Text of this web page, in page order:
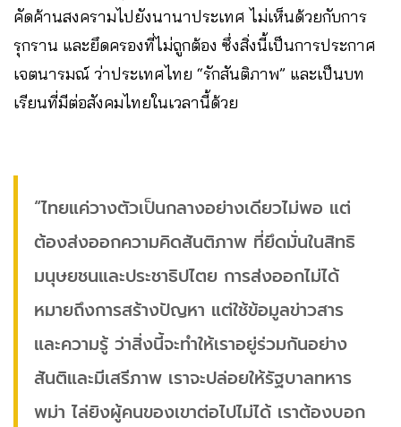
คัดค้านสงครามไปยังนานาประเทศ ไม่เห็นด้วยกับการ
รุกราน และยึดครองที่ไม่ถูกต้อง ซึ่งสิ่งนี้เป็นการประกาศ
เจตนารมณ์ ว่าประเทศไทย “รักสันติภาพ” และเป็นบท
เรียนที่มีต่อสังคมไทยในเวลานี้ด้วย
“ไทยแค่วางตัวเป็นกลางอย่างเดียวไม่พอ แต่
ต้องส่งออกความคิดสันติภาพ ที่ยึดมั่นในสิทธิ
มนุษยชนและประชาธิปไตย การส่งออกไม่ได้
หมายถึงการสร้างปัญหา แต่ใช้ข้อมูลข่าวสาร
และความรู้ ว่าสิ่งนี้จะทำให้เราอยู่ร่วมกันอย่าง
สันติและมีเสรีภาพ เราจะปล่อยให้รัฐบาลทหาร
พม่า ไล่ยิงผู้คนของเขาต่อไปไม่ได้ เราต้องบอก